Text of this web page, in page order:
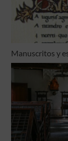
Manuscritos y